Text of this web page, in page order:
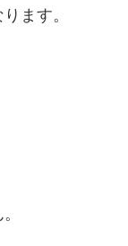
ます。